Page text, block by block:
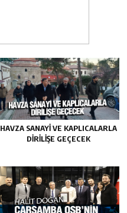
HAVZA SANAYI VE KAPLICALARLA
DIRILIŞE GEÇECEK